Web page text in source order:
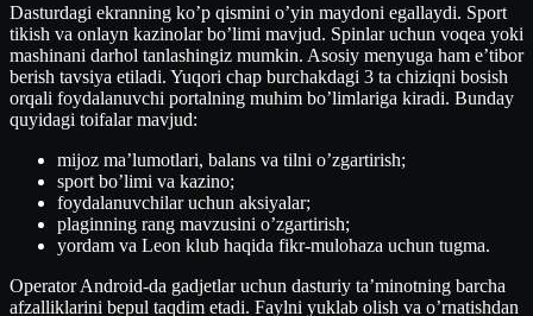
Dasturdagi ekranning ko’p qismini o’yin maydoni egallaydi. Sport
tikish va onlayn kazinolar bo’limi mavjud. Spinlar uchun voqea yoki
mashinani darhol tanlashingiz mumkin. Asosiy menyuga ham e’tibor
berish tavsiya etiladi. Yuqori chap burchakdagi 3 ta chiziqni bosish
orqali foydalanuvchi portalning muhim bo’limlariga kiradi. Bunday
quyidagi toifalar mavjud:
mijoz ma’lumotlari, balans va tilni o’zgartirish;
sport bo’limi va kazino;
foydalanuvchilar uchun aksiyalar;
plaginning rang mavzusini o’zgartirish;
yordam va Leon klub haqida fikr-mulohaza uchun tugma.
Operator Android-da gadjetlar uchun dasturiy ta’minotning barcha
afzalliklarini bepul taqdim etadi. Faylni yuklab olish va o’rnatishdan